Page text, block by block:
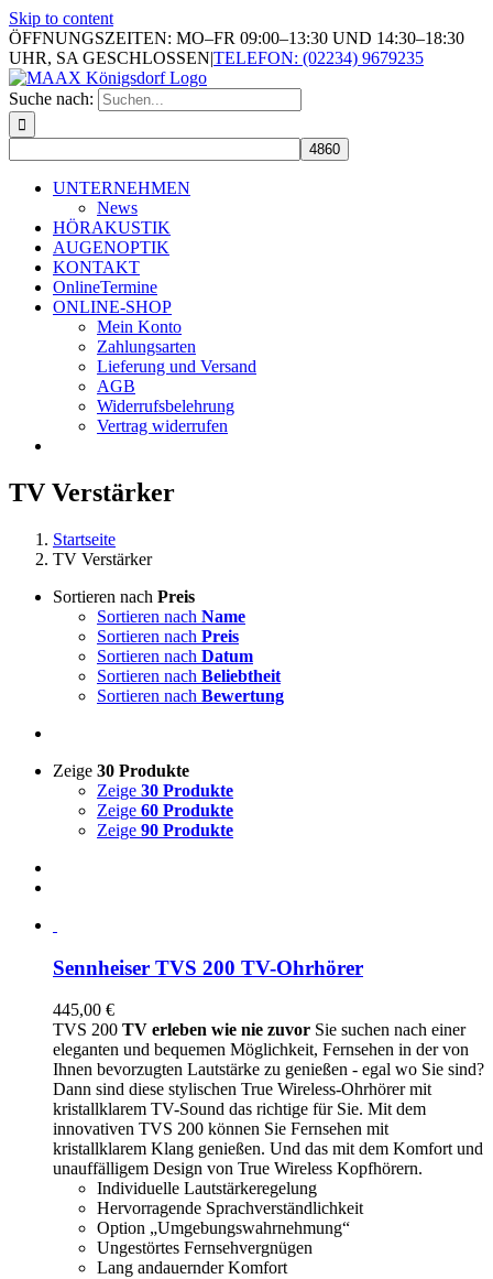
Skip to content
ÖFFNUNGSZEITEN: MO–FR 09:00–13:30 UND 14:30–18:30
UHR, SA GESCHLOSSEN|TELEFON: (02234) 9679235
Suche nach:
UNTERNEHMEN
News
HÖRAKUSTIK
AUGENOPTIK
KONTAKT
OnlineTermine
ONLINE-SHOP
Mein Konto
Zahlungsarten
Lieferung und Versand
AGB
Widerrufsbelehrung
Vertrag widerrufen
TV Verstärker
Startseite
TV Verstärker
Sortieren nach Preis
Sortieren nach Name
Sortieren nach Preis
Sortieren nach Datum
Sortieren nach Beliebtheit
Sortieren nach Bewertung
Zeige 30 Produkte
Zeige 30 Produkte
Zeige 60 Produkte
Zeige 90 Produkte
Sennheiser TVS 200 TV-Ohrhörer
445,00 €
TVS 200 TV erleben wie nie zuvor Sie suchen nach einer
eleganten und bequemen Möglichkeit, Fernsehen in der von
Ihnen bevorzugten Lautstärke zu genießen - egal wo Sie sind?
Dann sind diese stylischen True Wireless-Ohrhörer mit
kristallklarem TV-Sound das richtige für Sie. Mit dem
innovativen TVS 200 können Sie Fernsehen mit
kristallklarem Klang genießen. Und das mit dem Komfort und
unauffälligem Design von True Wireless Kopfhörern.
Individuelle Lautstärkeregelung
Hervorragende Sprachverständlichkeit
Option „Umgebungswahrnehmung“
Ungestörtes Fernsehvergnügen
Lang andauernder Komfort